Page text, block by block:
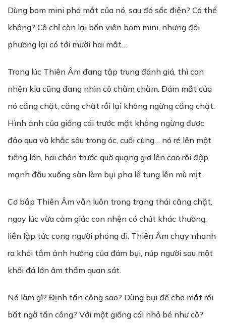
Dùng bom mini phá mắt của nó, sau đó sốc điện? Có thể
không? Cô chỉ còn lại bốn viên bom mini, nhưng đối
phương lại có tới mười hai mắt…
Trong lúc Thiên Âm đang tập trung đánh giá, thì con
nhện kia cũng đang nhìn cô chằm chằm. Đám mắt của
nó căng chặt, căng chặt rồi lại không ngừng căng chặt.
Hình ảnh của giống cái trước mặt không ngừng được
đảo qua và khắc sâu trong óc, cuối cùng… nó ré lên một
tiếng lớn, hai chân trước quờ quạng giơ lên cao rồi đập
mạnh đầu xuống sàn làm bụi pha lê tung lên mù mịt.
Cơ bắp Thiên Âm vẫn luôn trong trạng thái căng chặt,
ngay lúc vừa cảm giác con nhện có chút khác thường,
liền lập tức cong người phóng đi. Thiên Âm chạy nhanh
ra khỏi tầm ảnh hưởng của đám bụi, núp người sau một
khối đá lớn âm thầm quan sát.
Nó làm gì? Định tấn công sao? Dùng bụi để che mắt rồi
bất ngờ tấn công? Với một giống cái nhỏ bé như cô?